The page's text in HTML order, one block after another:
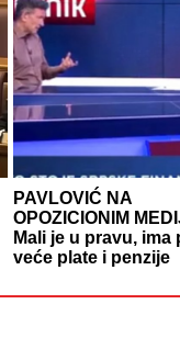
PAVLOVIĆ NA
OPOZICIONIM
Mali je u pravu, ima
veće plate i penzije